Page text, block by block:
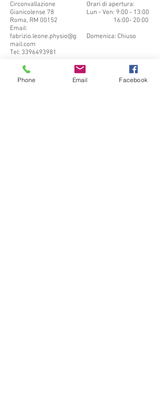
Circonvallazione
Gianicolense 78
Roma, RM 00152
Email:
fabrizio.leone.physio@g
mail.com
Tel: 3396493981
Orari di apertura:
Lun - Ven: 9:00 - 13:00
16:00- 20:00
Domenica: Chiuso
Phone Email Facebook